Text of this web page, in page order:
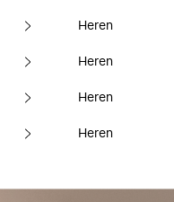
Heren
Heren
Heren
Heren